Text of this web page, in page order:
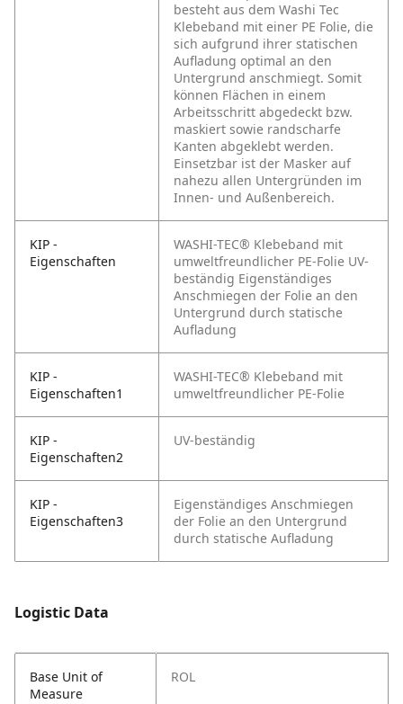
besteht aus dem Washi Tec
Klebeband mit einer PE Folie, die
sich aufgrund ihrer statischen
Aufladung optimal an den
Untergrund anschmiegt. Somit
können Flächen in einem
Arbeitsschritt abgedeckt bzw.
maskiert sowie randscharfe
Kanten abgeklebt werden.
Einsetzbar ist der Masker auf
nahezu allen Untergründen im
Innen- und Außenbereich.
KIP -
Eigenschaften
WASHI-TEC® Klebeband mit
umweltfreundlicher PE-Folie UV-
beständig Eigenständiges
Anschmiegen der Folie an den
Untergrund durch statische
Aufladung
KIP -
Eigenschaften1
WASHI-TEC® Klebeband mit
umweltfreundlicher PE-Folie
KIP -
Eigenschaften2
UV-beständig
KIP -
Eigenschaften3
Eigenständiges Anschmiegen
der Folie an den Untergrund
durch statische Aufladung
Logistic Data
Base Unit of
Measure
ROL